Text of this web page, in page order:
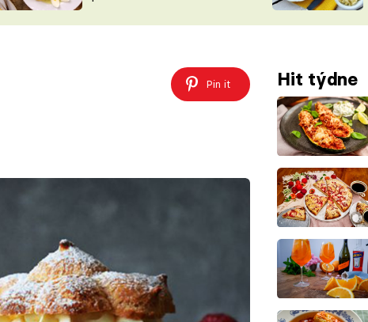
VYCHYTÁVKY
ŠÉFREDAKTORKY
ČASOPIS
Pin it Hit týdne